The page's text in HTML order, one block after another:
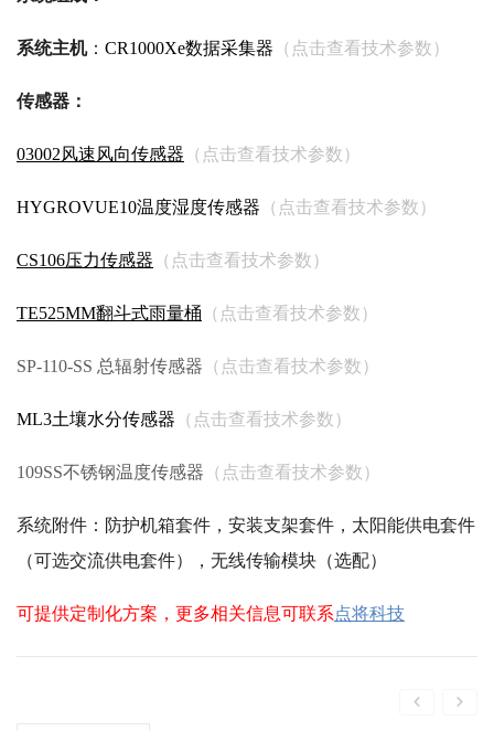
系统主机： CR1000Xe数据采集器 （点击查看技术参数）
传感器：
03002风速风向传感器 （点击查看技术参数）
HYGROVUE10温度湿度传感器 （点击查看技术参数）
CS106压力传感器 （点击查看技术参数）
TE525MM翻斗式雨量桶 （点击查看技术参数）
SP-110-SS 总辐射传感器 （点击查看技术参数）
ML3土壤水分传感器 （点击查看技术参数）
109SS不锈钢温度传感器 （点击查看技术参数）
系统附件：防护机箱套件，安装支架套件，太阳能供电套件
（可选交流供电套件），无线传输模块（选配）
可提供定制化方案，更多相关信息可联系点将科技